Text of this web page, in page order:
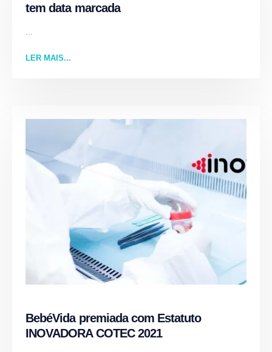
tem data marcada
LER MAIS...
BebéVida premiada com Estatuto
INOVADORA COTEC 2021